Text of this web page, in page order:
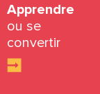
Apprendre
ou se
convertir